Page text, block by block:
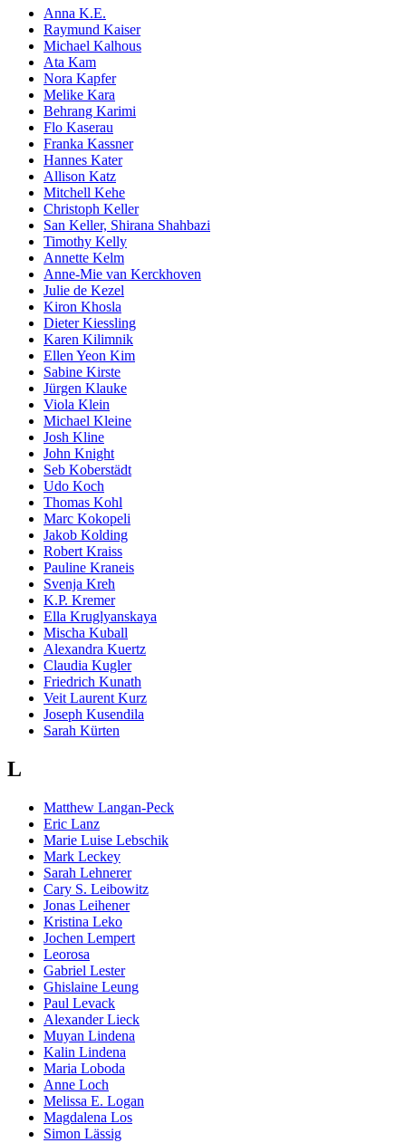
Anna K.E.
Raymund Kaiser
Michael Kalhous
Ata Kam
Nora Kapfer
Melike Kara
Behrang Karimi
Flo Kaserau
Franka Kassner
Hannes Kater
Allison Katz
Mitchell Kehe
Christoph Keller
San Keller, Shirana Shahbazi
Timothy Kelly
Annette Kelm
Anne-Mie van Kerckhoven
Julie de Kezel
Kiron Khosla
Dieter Kiessling
Karen Kilimnik
Ellen Yeon Kim
Sabine Kirste
Jürgen Klauke
Viola Klein
Michael Kleine
Josh Kline
John Knight
Seb Koberstädt
Udo Koch
Thomas Kohl
Marc Kokopeli
Jakob Kolding
Robert Kraiss
Pauline Kraneis
Svenja Kreh
K.P. Kremer
Ella Kruglyanskaya
Mischa Kuball
Alexandra Kuertz
Claudia Kugler
Friedrich Kunath
Veit Laurent Kurz
Joseph Kusendila
Sarah Kürten
L
Matthew Langan-Peck
Eric Lanz
Marie Luise Lebschik
Mark Leckey
Sarah Lehnerer
Cary S. Leibowitz
Jonas Leihener
Kristina Leko
Jochen Lempert
Leorosa
Gabriel Lester
Ghislaine Leung
Paul Levack
Alexander Lieck
Muyan Lindena
Kalin Lindena
Maria Loboda
Anne Loch
Melissa E. Logan
Magdalena Los
Simon Lässig